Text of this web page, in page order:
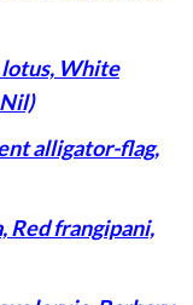
lotus, White
alligator-flag,
Red frangipani,